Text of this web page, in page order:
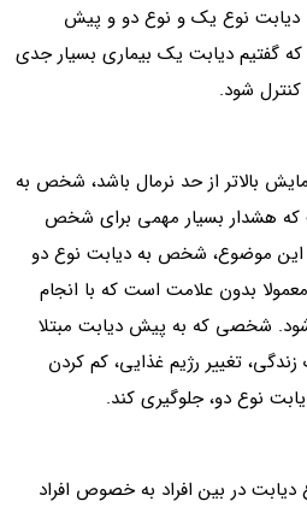
دیابت نوع یک و نوع دو و پیش
گفتیم دیابت یک بیماری بسیار جدی
شود.
بالاتر از حد نرمال باشد، شخص به
هشدار بسیار مهمی برای شخص
این موضوع، شخص به دیابت نوع دو
بدون علامت است که با انجام
شخصی که به پیش دیابت مبتلا
تغییر رژیم غذایی، کم کردن
نوع دو، جلوگیری کند.
در بین افراد به خصوص افراد